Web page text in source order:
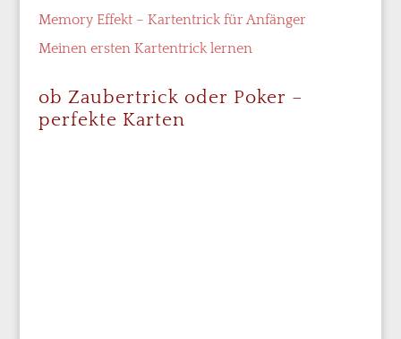
Memory Effekt – Kartentrick für Anfänger
Meinen ersten Kartentrick lernen
ob Zaubertrick oder Poker –
perfekte Karten